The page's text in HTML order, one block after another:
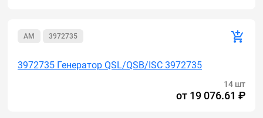
AM 3972735
3972735 Генератор QSL/QSB/ISC 3972735
14 шт
от 19 076.61 ₽